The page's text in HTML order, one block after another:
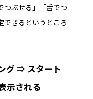
つぶせる」「舌でつ
できるというところ
グ ⇒ スタート
示される